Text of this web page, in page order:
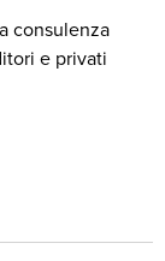
consulenza
e privati